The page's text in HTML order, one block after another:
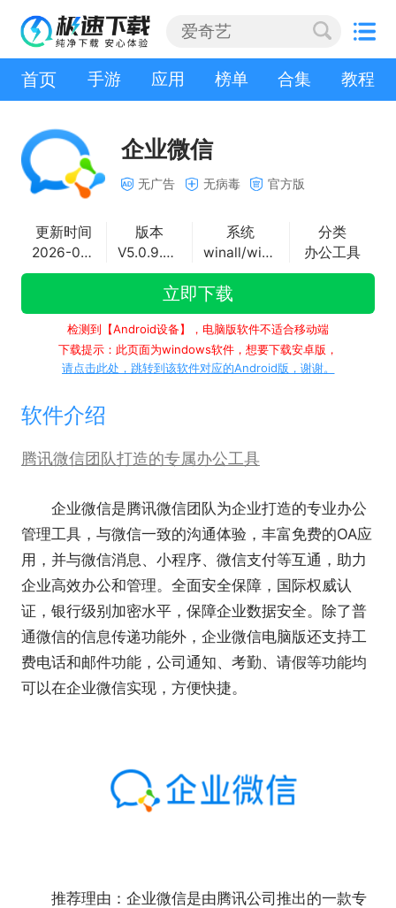
首页 手游 应用 榜单 合集 教程
企业微信
无广告 无病毒 官方版
更新时间
2026-07-17
版本
V5.0.9.6029
系统
winall/win7/win10/win11
分类
办公工具
立即下载
检测到【Android设备】，电脑版软件不适合移动端
下载提示：此页面为windows软件，想要下载安卓版，
请点击此处，跳转到该软件对应的Android版，谢谢。
软件介绍
腾讯微信团队打造的专属办公工具
企业微信是腾讯微信团队为企业打造的专业办公
管理工具，与微信一致的沟通体验，丰富免费的OA应
用，并与微信消息、小程序、微信支付等互通，助力
企业高效办公和管理。全面安全保障，国际权威认
证，银行级别加密水平，保障企业数据安全。除了普
通微信的信息传递功能外，企业微信电脑版还支持工
费电话和邮件功能，公司通知、考勤、请假等功能均
可以在企业微信实现，方便快捷。
推荐理由： 企业微信是由腾讯公司推出的一款专